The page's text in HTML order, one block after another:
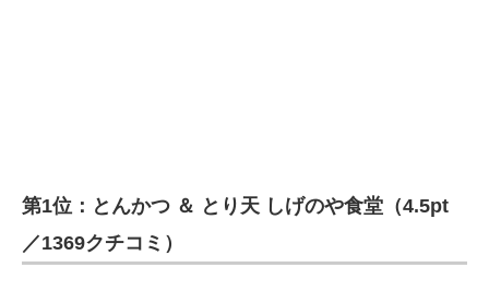
第1位：とんかつ ＆ とり天 しげのや食堂（4.5pt
／1369クチコミ）